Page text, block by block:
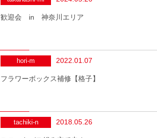
歓迎会 in 神奈川エリア
hori-m 2022.01.07
フラワーボックス補修【格子】
tachiki-n 2018.05.26